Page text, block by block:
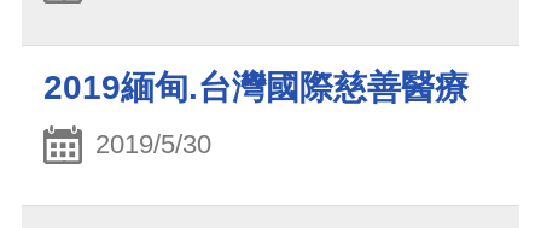
2019緬甸.台灣國際慈善醫療
2019/5/30